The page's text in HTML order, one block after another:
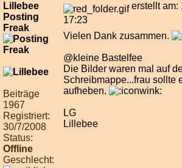
Lillebee
Posting
Freak
Beiträge
1967
Registriert:
30/7/2008
Status:
Offline
Geschlecht:
erstellt am:
17:23
Vielen Dank zusammen.
@kleine Bastelfee
Die Bilder waren mal auf
Schreibmappe...frau sollte
aufheben.
LG
Lillebee